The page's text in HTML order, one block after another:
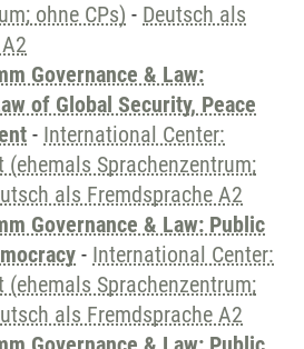
ohne CPs) - Deutsch als
Governance & Law:
of Global Security, Peace
- International Center:
(ehemals Sprachenzentrum;
als Fremdsprache A2
Governance & Law: Public
- International Center:
(ehemals Sprachenzentrum;
als Fremdsprache A2